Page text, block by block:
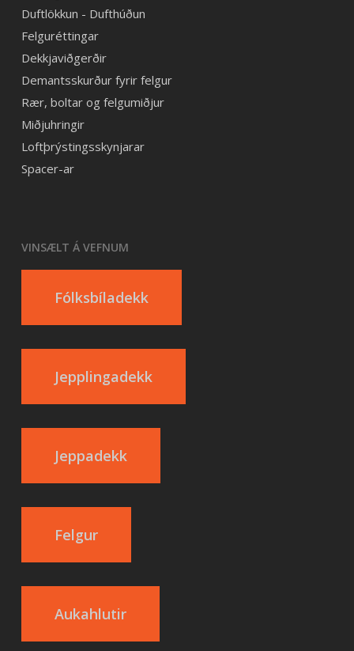
Duftlökkun - Dufthúðun
Felguréttingar
Dekkjaviðgerðir
Demantsskurður fyrir felgur
Rær, boltar og felgumiðjur
Miðjuhringir
Loftþrýstingsskynjarar
Spacer-ar
VINSÆLT Á VEFNUM
Fólksbíladekk
Jepplingadekk
Jeppadekk
Felgur
Aukahlutir